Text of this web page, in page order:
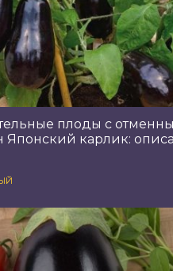
плоды с
Японский карлик: